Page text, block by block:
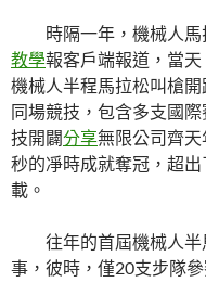
時隔一年，機械人
教學報客戶端報道，當
機械人半程馬拉松叫槍
同場競技，包含多支國
技開闢分享無限公司齊天
秒的凈時成就奪冠，超
載。
往年的首屆機械人
事，彼時，僅20支步隊